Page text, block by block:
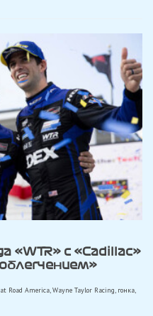
«WTR» с «Cadillac»
Road America,Wayne Taylor Racing, гонка